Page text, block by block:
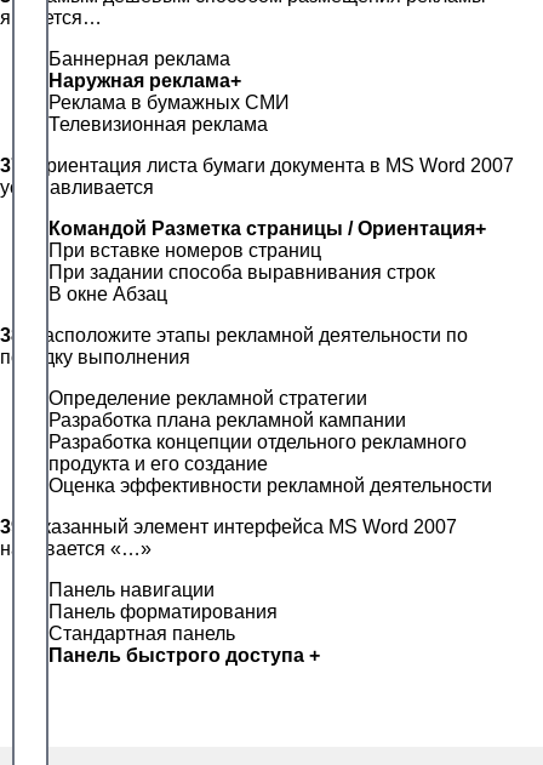
является…
Баннерная реклама
Наружная реклама+
Реклама в бумажных СМИ
Телевизионная реклама
37.
Ориентация листа бумаги документа в MS Word 2007
устанавливается
Командой Разметка страницы / Ориентация+
При вставке номеров страниц
При задании способа выравнивания строк
В окне Абзац
38.
Расположите этапы рекламной деятельности по
порядку выполнения
Определение рекламной стратегии
Разработка плана рекламной кампании
Разработка концепции отдельного рекламного
продукта и его создание
Оценка эффективности рекламной деятельности
39.
Указанный элемент интерфейса MS Word 2007
называется «…»
Панель навигации
Панель форматирования
Стандартная панель
Панель быстрого доступа +